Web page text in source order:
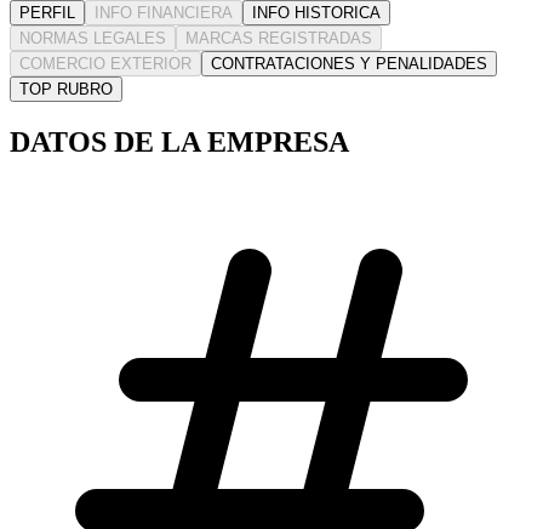
PERFIL INFO FINANCIERA
INFO HISTORICA
NORMAS LEGALES
MARCAS REGISTRADAS
COMERCIO EXTERIOR
CONTRATACIONES Y PENALIDADES
TOP RUBRO
DATOS DE LA EMPRESA